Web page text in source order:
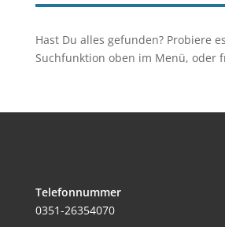
Hast Du alles gefunden? Probiere
Suchfunktion oben im Menü, oder
Telefonnummer
0351-26354070